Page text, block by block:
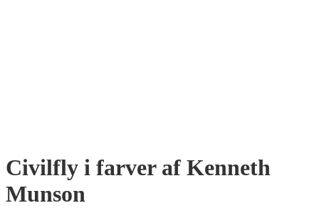
Civilfly i farver af Kenneth
Munson